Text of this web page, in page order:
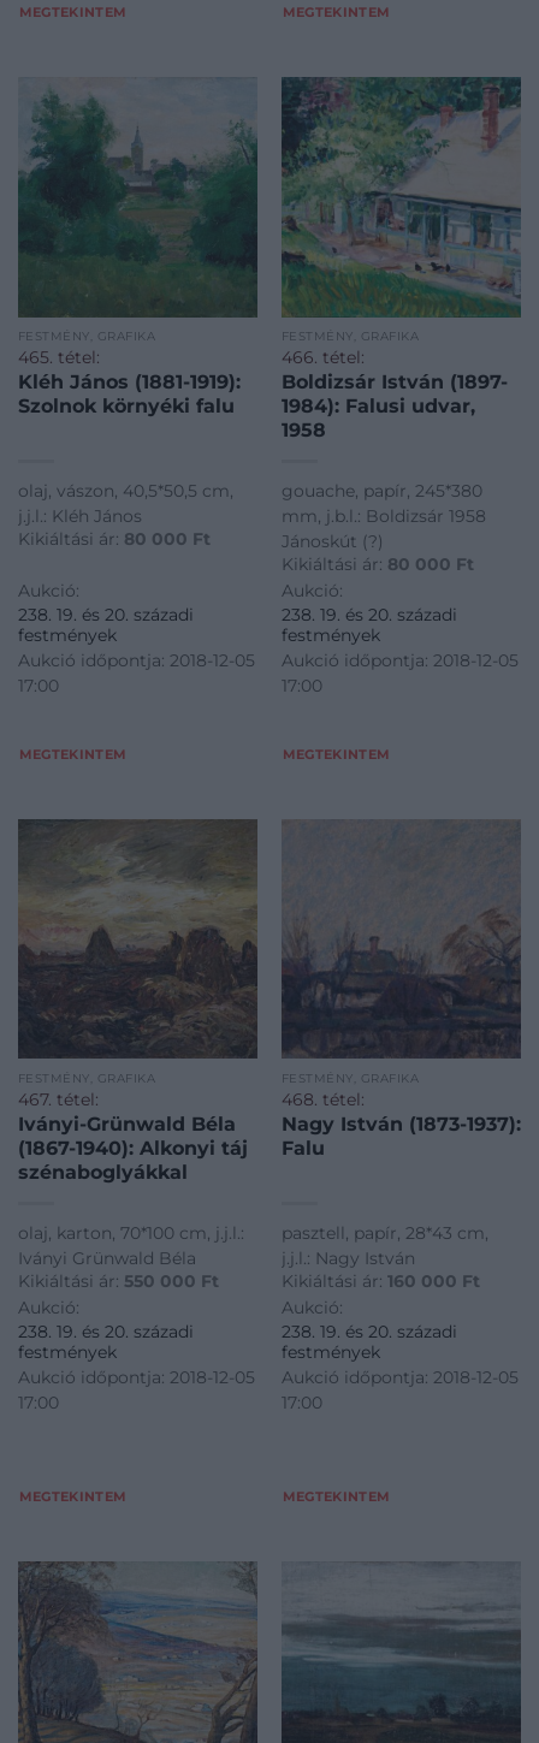
MEGTEKINTEM MEGTEKINTEM
FESTMÉNY, GRAFIKA
465. tétel:
Kléh János (1881-1919):
Szolnok környéki falu
olaj, vászon, 40,5*50,5 cm,
j.j.l.: Kléh János
Kikiáltási ár: 80 000 Ft
Aukció:
238. 19. és 20. századi
festmények
Aukció időpontja: 2018-12-05
17:00
MEGTEKINTEM
FESTMÉNY, GRAFIKA
466. tétel:
Boldizsár István (1897-
1984): Falusi udvar,
1958
gouache, papír, 245*380
mm, j.b.l.: Boldizsár 1958
Jánoskút (?)
Kikiáltási ár: 80 000 Ft
Aukció:
238. 19. és 20. századi
festmények
Aukció időpontja: 2018-12-05
17:00
MEGTEKINTEM
FESTMÉNY, GRAFIKA
467. tétel:
Iványi-Grünwald Béla
(1867-1940): Alkonyi táj
szénaboglyákkal
olaj, karton, 70*100 cm, j.j.l.:
Iványi Grünwald Béla
Kikiáltási ár: 550 000 Ft
Aukció:
238. 19. és 20. századi
festmények
Aukció időpontja: 2018-12-05
17:00
MEGTEKINTEM
FESTMÉNY, GRAFIKA
468. tétel:
Nagy István (1873-1937):
Falu
pasztell, papír, 28*43 cm,
j.j.l.: Nagy István
Kikiáltási ár: 160 000 Ft
Aukció:
238. 19. és 20. századi
festmények
Aukció időpontja: 2018-12-05
17:00
MEGTEKINTEM